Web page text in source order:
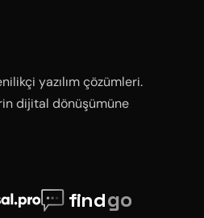
yazılım çözümleri.
dijital dönüşümüne